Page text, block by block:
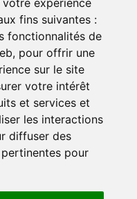
expérience
fins suivantes :
fonctionnalités de
, pour offrir une
sur le site
votre intérêt
et services et
les interactions
diffuser des
pour